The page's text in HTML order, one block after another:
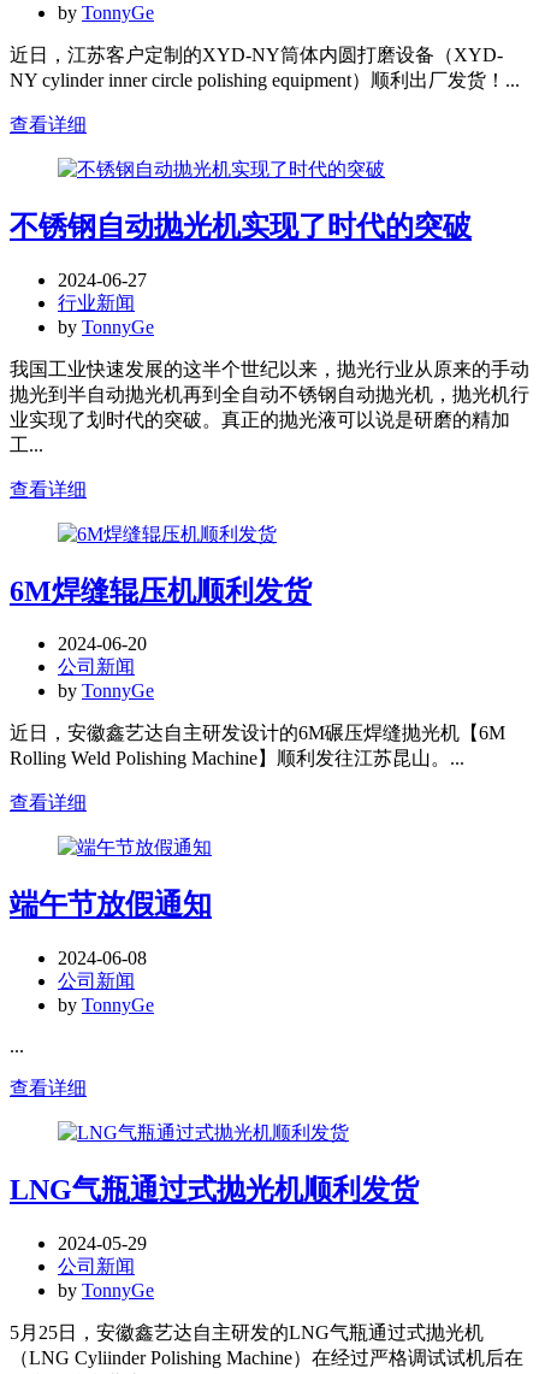
by TonnyGe
近日，江苏客户定制的XYD-NY筒体内圆打磨设备（XYD-
NY cylinder inner circle polishing equipment）顺利出厂发货！...
查看详细
不锈钢自动抛光机实现了时代的突破
2024-06-27
行业新闻
by TonnyGe
我国工业快速发展的这半个世纪以来，抛光行业从原来的手动
抛光到半自动抛光机再到全自动不锈钢自动抛光机，抛光机行
业实现了划时代的突破。真正的抛光液可以说是研磨的精加
工...
查看详细
6M焊缝辊压机顺利发货
2024-06-20
公司新闻
by TonnyGe
近日，安徽鑫艺达自主研发设计的6M碾压焊缝抛光机【6M
Rolling Weld Polishing Machine】顺利发往江苏昆山。...
查看详细
端午节放假通知
2024-06-08
公司新闻
by TonnyGe
...
查看详细
LNG气瓶通过式抛光机顺利发货
2024-05-29
公司新闻
by TonnyGe
5月25日，安徽鑫艺达自主研发的LNG气瓶通过式抛光机
（LNG Cyliinder Polishing Machine）在经过严格调试试机后在